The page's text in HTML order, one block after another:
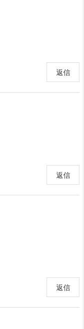
返信
返信
返信